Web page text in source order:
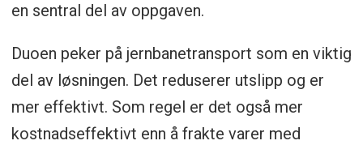
en sentral del av oppgaven.
Duoen peker på jernbanetransport som en viktig
del av løsningen. Det reduserer utslipp og er
mer effektivt. Som regel er det også mer
kostnadseffektivt enn å frakte varer med